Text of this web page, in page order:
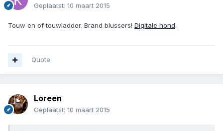
Geplaatst: 10 maart 2015
Touw en of touwladder. Brand blussers! Digitale hond.
Quote
Loreen
Geplaatst: 10 maart 2015